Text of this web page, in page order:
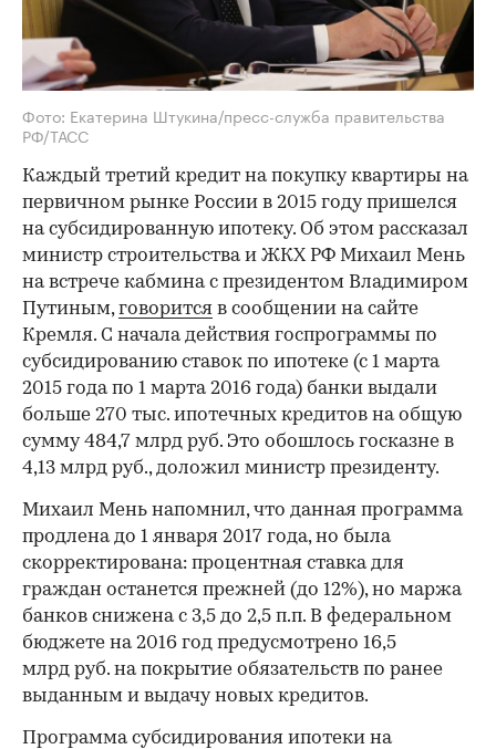
Фото: Екатерина Штукина/пресс-служба правительства
РФ/ТАСС
Каждый третий кредит на покупку квартиры на
первичном рынке России в 2015 году пришелся
на субсидированную ипотеку. Об этом рассказал
министр строительства и ЖКХ РФ Михаил Мень
на встрече кабмина с президентом Владимиром
Путиным,говорится в сообщении на сайте
Кремля. С начала действия госпрограммы по
субсидированию ставок по ипотеке (с 1 марта
2015 года по 1 марта 2016 года) банки выдали
больше 270 тыс. ипотечных кредитов на общую
сумму 484,7 млрд руб. Это обошлось госказне в
4,13 млрд руб., доложил министр президенту.
Михаил Мень напомнил, что данная программа
продлена до 1 января 2017 года, но была
скорректирована: процентная ставка для
граждан останется прежней (до 12%), но маржа
банков снижена с 3,5 до 2,5 п.п. В федеральном
бюджете на 2016 год предусмотрено 16,5
млрд руб. на покрытие обязательств по ранее
выданным и выдачу новых кредитов.
Программа субсидирования ипотеки на